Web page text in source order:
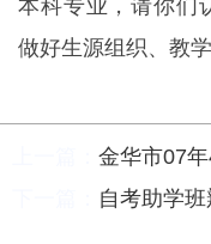
本科专业，请你们
做好生源组织、教
金华市07
自考助学班辨